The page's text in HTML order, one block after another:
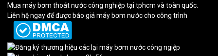
Mua máy bơm thoát nước công nghiệp tại tphcm và toàn quốc.
Liên hệ ngay để được báo giá máy bơm nước cho công trình